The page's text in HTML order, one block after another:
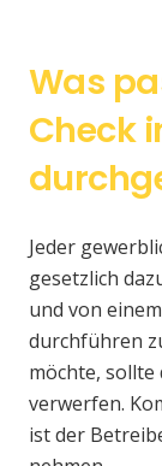
Was
Check
Jeder
gesetzlich
und von
durchführen
möchte, sollte
verwerfen.
ist der